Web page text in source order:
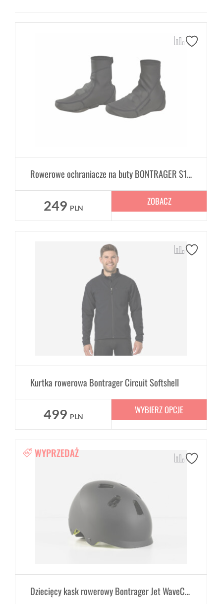
Rowerowe ochraniacze na buty BONTRAGER S1 Softshell
249 PLN
ZOBACZ
Kurtka rowerowa Bontrager Circuit Softshell
499 PLN
WYBIERZ OPCJE
WYPRZEDAŻ
Dziecięcy kask rowerowy Bontrager Jet WaveCel 48-52 cm - różne kolory